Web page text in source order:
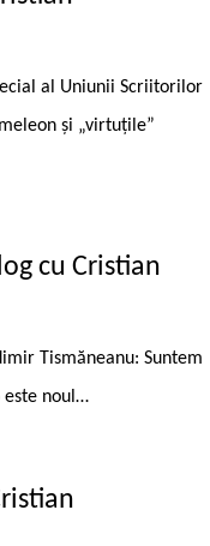
al Uniunii Scriitorilor
și „virtuțile”
cu Cristian
Tismăneanu: Suntem
este noul…